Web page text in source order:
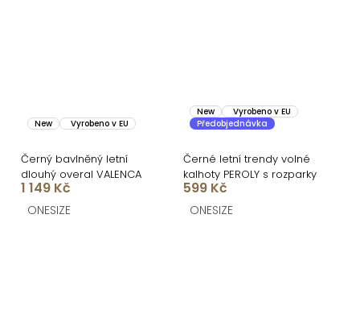
New Vyrobeno v EU
Černý bavlněný letní
dlouhý overal VALENCA
1 149 Kč
ONESIZE
New
Vyrobeno v EU
Předobjednávka
Černé letní trendy volné
kalhoty PEROLY s rozparky
599 Kč
ONESIZE